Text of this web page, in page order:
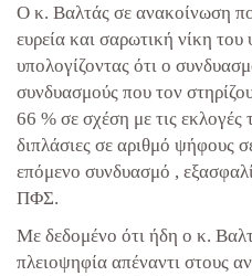
Ο κ. Βαλτάς σε ανακοίνωση
ευρεία και σαρωτική νίκη
υπολογίζοντας ότι ο
συνδυασμούς που τον
66 % σε σχέση με τις
διπλάσιες σε αριθμό ψήφους
επόμενο συνδυασμό ,
ΠΦΣ.
Με δεδομένο ότι ήδη ο κ.
πλειοψηφία απέναντι στους